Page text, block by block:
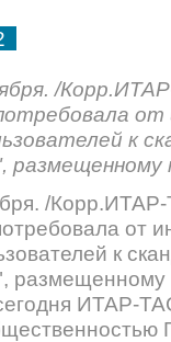
/
от
к
/
от
к
размещенному
ИТАР-